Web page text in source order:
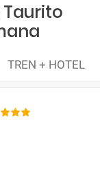
Taurito
TREN + HOTEL